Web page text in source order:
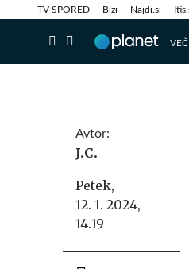
TV SPORED Bizi Najdi.si
Info in obvestila
Avtor:
J.C.
Petek,
12. 1. 2024,
14.19